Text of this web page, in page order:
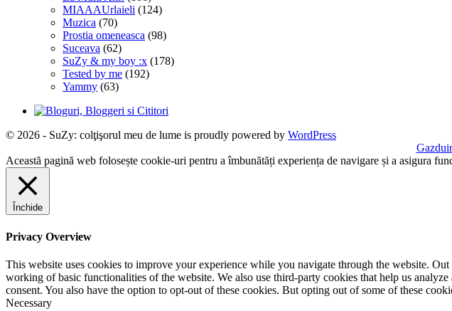
MIAAAUrlaieli (124)
Muzica (70)
Prostia omeneasca (98)
Suceava (62)
SuZy & my boy :x (178)
Tested by me (192)
Yammy (63)
© 2026 - SuZy: colţişorul meu de lume is proudly powered by WordPress
Această pagină web folosește cookie-uri pentru a îmbunătăți experiența de navigare și a asigura
Închide
Privacy Overview
This website uses cookies to improve your experience while you navigate through the website.
working of basic functionalities of the website. We also use third-party cookies that help us
consent. You also have the option to opt-out of these cookies. But opting out of some of these
Necessary